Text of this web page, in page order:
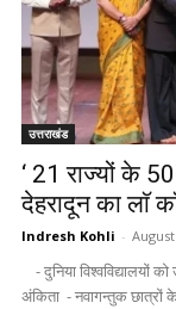
उत्तराखंड
‘ 21 राज्यों के
देहरादून का लाॅ
Indresh Kohli -
- दुनिया विश्वविद्यालयों
अंकिता - नवागन्तुक छात्रों